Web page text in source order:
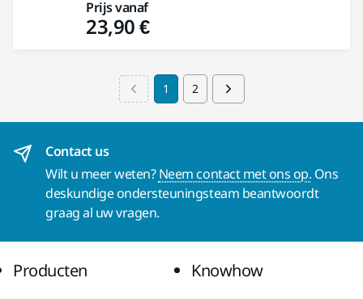
Prijs vanaf
23,90 €
1 2
Contact us
Wilt u meer weten?Neem contact met ons op. Ons
deskundige ondersteuningsteam beantwoordt
graag al uw vragen.
Producten Knowhow